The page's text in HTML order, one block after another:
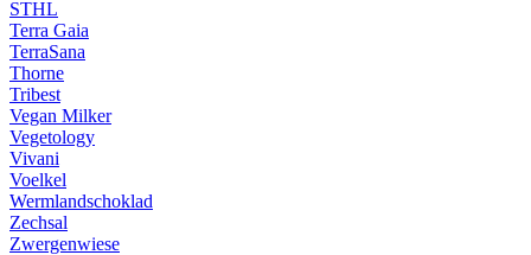
STHL
Terra Gaia
TerraSana
Thorne
Tribest
Vegan Milker
Vegetology
Vivani
Voelkel
Wermlandschoklad
Zechsal
Zwergenwiese